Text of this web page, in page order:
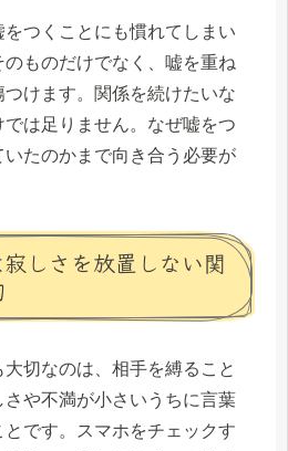
つくことにも慣れてしまい
ものだけでなく、嘘を重ね
けます。関係を続けたいな
は足りません。なぜ嘘をつ
たのかまで向き合う必要が
しさを放置しない関
切なのは、相手を縛ること
や不満が小さいうちに言葉
です。スマホをチェックす